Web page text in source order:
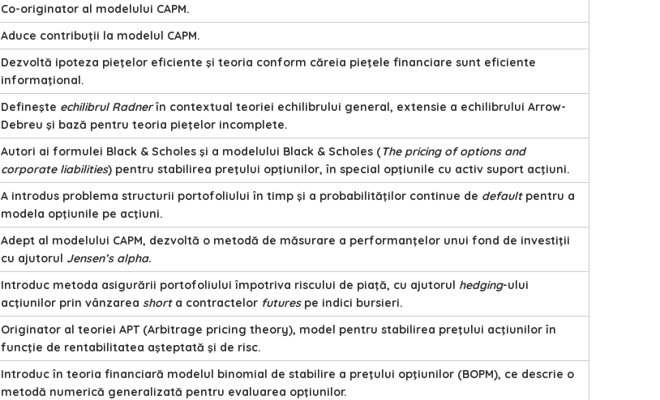
Co-originator al modelului CAPM.
Aduce contribuţii la modelul CAPM.
Dezvoltă ipoteza pieţelor eficiente şi teoria conform căreia pieţele financiare sunt eficiente
informaţional.
Defineşte echilibrul Radnerîn contextual teoriei echilibrului general, extensie a echilibrului Arrow-
Debreu şi bază pentru teoria pieţelor incomplete.
Autori ai formulei Black & Scholes şi a modelului Black & Scholes (The pricing of options and
corporate liabilities) pentru stabilirea preţului opţiunilor, în special opţiunile cu activ suport acţiuni.
A introdus problema structurii portofoliului în timp şi a probabilităţilor continue de defaultpentru a
modela opţiunile pe acţiuni.
Adept al modelului CAPM, dezvoltă o metodă de măsurare a performanţelor unui fond de investiţii
cu ajutorul Jensen’s alpha.
Introduc metoda asigurării portofoliului împotriva riscului de piaţă, cu ajutorul hedging-ului
acţiunilor prin vânzarea short a contractelor futurespe indici bursieri.
Originator al teoriei APT (Arbitrage pricing theory), model pentru stabilirea preţului acţiunilor în
funcţie de rentabilitatea aşteptată şi de risc.
Introduc în teoria financiară modelul binomial de stabilire a preţului opţiunilor (BOPM), ce descrie o
metodă numerică generalizată pentru evaluarea opţiunilor.